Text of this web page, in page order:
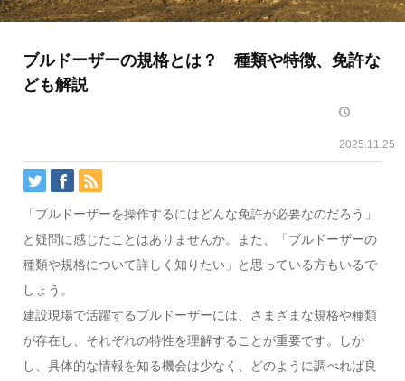
ブルドーザーの規格とは？ 種類や特徴、免許な
ども解説
2025.11.25
「ブルドーザーを操作するにはどんな免許が必要なのだろう」
と疑問に感じたことはありませんか。また、「ブルドーザーの
種類や規格について詳しく知りたい」と思っている方もいるで
しょう。
建設現場で活躍するブルドーザーには、さまざまな規格や種類
が存在し、それぞれの特性を理解することが重要です。しか
し、具体的な情報を知る機会は少なく、どのように調べれば良